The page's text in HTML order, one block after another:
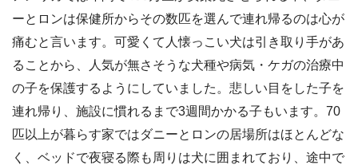
ーとロンは保健所からその数匹を選んで連れ帰るのは心が
痛むと言います。可愛くて人懐っこい犬は引き取り手があ
ることから、人気が無さそうな犬種や病気・ケガの治療中
の子を保護するようにしていました。悲しい目をした子を
連れ帰り、施設に慣れるまで3週間かかる子もいます。70
匹以上が暮らす家ではダニーとロンの居場所はほとんどな
く、ベッドで夜寝る際も周りは犬に囲まれており、途中で